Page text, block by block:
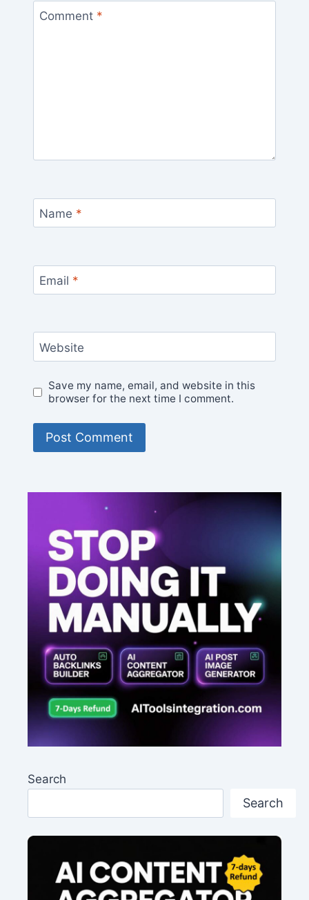
Comment *
Name *
Email *
Website
Save my name, email, and website in this
browser for the next time I comment.
Search
Search